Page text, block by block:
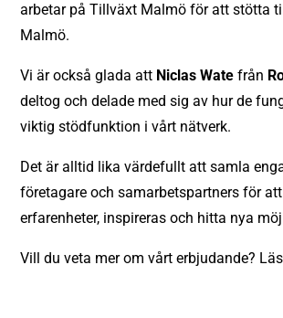
arbetar på Tillväxt Malmö för att stötta
Malmö.
Vi är också glada att Niclas Wate från
deltog och delade med sig av hur de
viktig stödfunktion i vårt nätverk.
Det är alltid lika värdefullt att samla
företagare och samarbetspartners för
erfarenheter, inspireras och hitta nya
Vill du veta mer om vårt erbjudande?